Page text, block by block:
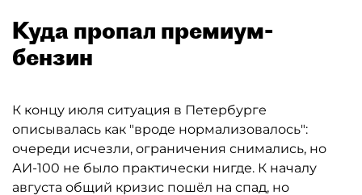
Куда пропал премиум-
бензин
К концу июля ситуация в Петербурге
описывалась как "вроде нормализовалось":
очереди исчезли, ограничения снимались, но
АИ-100 не было практически нигде. К началу
августа общий кризис пошёл на спад, но